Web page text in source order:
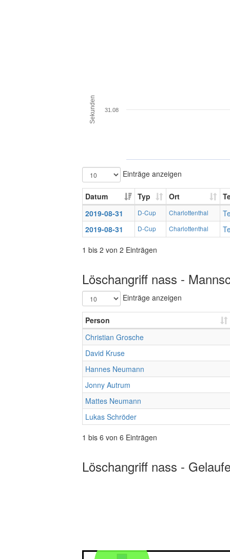
Sekunden 31.08
Einträge anzeigen
Datum Typ Ort
2019-08-31
D-Cup Charlottenthal
2019-08-31
D-Cup Charlottenthal
1 bis 2 von 2 Einträgen
Löschangriff nass -
Einträge anzeigen
Person
Christian Grosche
David Kruse
Hannes Neumann
Jonny Autrum
Mattes Neumann
Lukas Schröder
1 bis 6 von 6 Einträgen
Löschangriff nass -